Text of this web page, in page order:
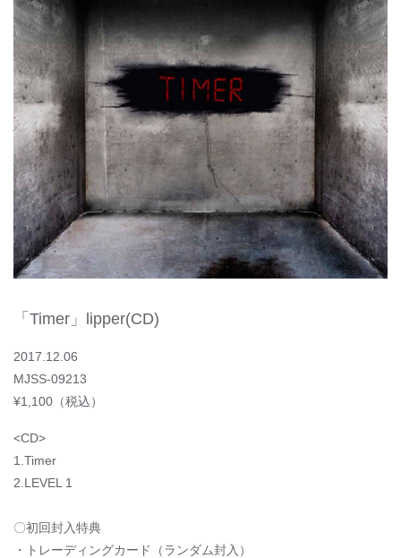
「Timer」lipper(CD)
2017.12.06
MJSS-09213
¥1,100（税込）
<CD>
1.Timer
2.LEVEL 1
〇初回封入特典
・トレーディングカード（ランダム封入）